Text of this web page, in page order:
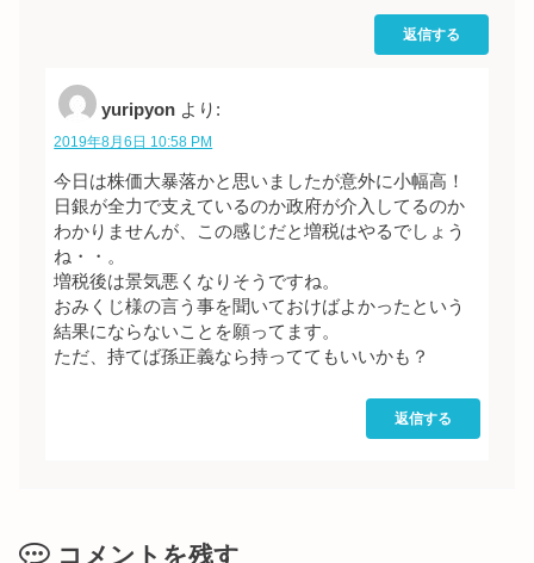
返信する
yuripyon より:
2019年8月6日 10:58 PM
今日は株価大暴落かと思いましたが意外に小幅高！
日銀が全力で支えているのか政府が介入してるのか
わかりませんが、この感じだと増税はやるでしょう
ね・・。
増税後は景気悪くなりそうですね。
おみくじ様の言う事を聞いておけばよかったという
結果にならないことを願ってます。
ただ、持てば孫正義なら持っててもいいかも？
返信する
コメントを残す